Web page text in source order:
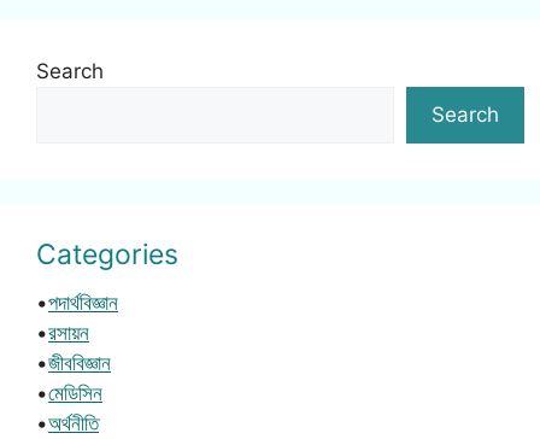
Search
Search
Categories
•পদার্থবিজ্ঞান
•রসায়ন
•জীববিজ্ঞান
•মেডিসিন
•অর্থনীতি